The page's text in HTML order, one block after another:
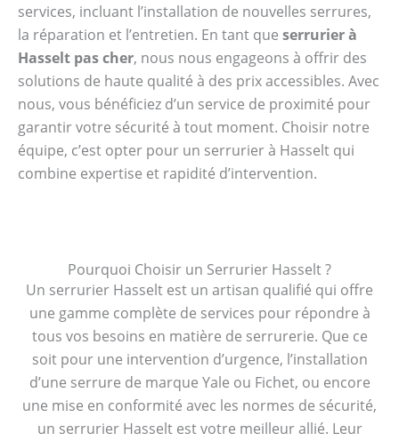
services, incluant l’installation de nouvelles serrures,
la réparation et l’entretien. En tant que serrurier à
Hasselt pas cher, nous nous engageons à offrir des
solutions de haute qualité à des prix accessibles. Avec
nous, vous bénéficiez d’un service de proximité pour
garantir votre sécurité à tout moment. Choisir notre
équipe, c’est opter pour un serrurier à Hasselt qui
combine expertise et rapidité d’intervention.
Pourquoi Choisir un Serrurier Hasselt ?
Un serrurier Hasselt est un artisan qualifié qui offre
une gamme complète de services pour répondre à
tous vos besoins en matière de serrurerie. Que ce
soit pour une intervention d’urgence, l’installation
d’une serrure de marque Yale ou Fichet, ou encore
une mise en conformité avec les normes de sécurité,
un serrurier Hasselt est votre meilleur allié. Leur